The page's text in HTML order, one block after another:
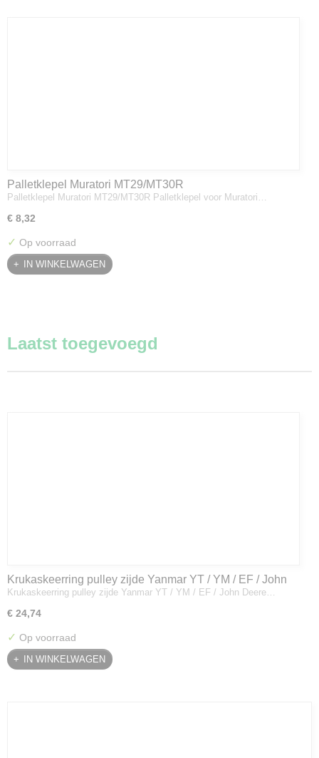
Palletklepel Muratori MT29/MT30R
Palletklepel Muratori MT29/MT30R Palletklepel voor Muratori…
€ 8,32
✓ Op voorraad
IN WINKELWAGEN
Laatst toegevoegd
Krukaskeerring pulley zijde Yanmar YT / YM / EF / John
Deere - 119934-01800
Krukaskeerring pulley zijde Yanmar YT / YM / EF / John Deere…
€ 24,74
✓ Op voorraad
IN WINKELWAGEN